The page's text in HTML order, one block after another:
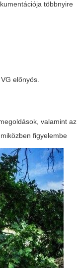
többnyire
előnyös.
valamint az
figyelembe